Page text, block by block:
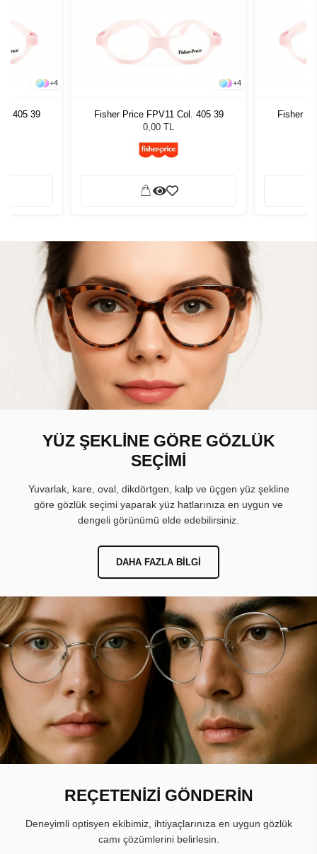
+4
405 39
+4
Fisher Price FPV11 Col. 405 39
0,00 TL
Fisher
YÜZ ŞEKLİNE GÖRE GÖZLÜK
SEÇİMİ
Yuvarlak, kare, oval, dikdörtgen, kalp ve üçgen yüz şekline
göre gözlük seçimi yaparak yüz hatlarınıza en uygun ve
dengeli görünümü elde edebilirsiniz.
DAHA FAZLA BILGI
REÇETENİZİ GÖNDERİN
Deneyimli optisyen ekibimiz, ihtiyaçlarınıza en uygun gözlük
camı çözümlerini belirlesin.